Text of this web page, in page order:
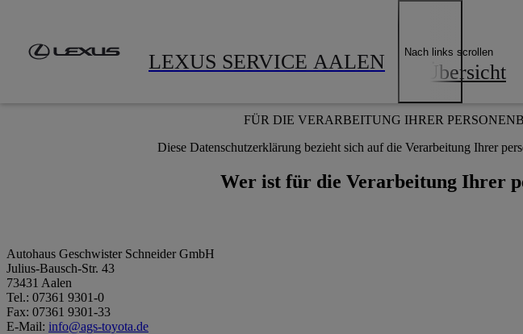
LEXUS SERVICE AALEN Übersicht
Nach links scrollen
FÜR DIE VERARBEITUNG IHRER
Diese Datenschutzerklärung bezieht sich auf die Verarbeitung Ihrer
Wer ist für die Verarbeitung Ihrer
Autohaus Geschwister Schneider GmbH
Julius-Bausch-Str. 43
73431 Aalen
Tel.: 07361 9301-0
Fax: 07361 9301-33
E-Mail: info@ags-toyota.de